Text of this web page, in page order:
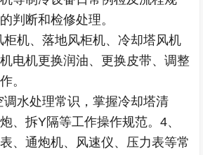
判断和检修处理。
柜机、落地风柜机、冷却塔风机
电机更换润油、更换皮带、调整
。
调水处理常识，掌握冷却塔清
、拆Y隔等工作操作规范。4、
、通炮机、风速仪、压力表等常